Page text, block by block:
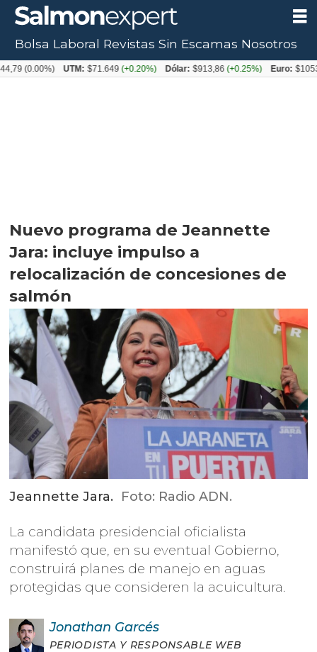
Nuevo programa de Jeannette
Jara: incluye impulso a
relocalización de concesiones de
salmón
Jeannette Jara. Foto: Radio ADN.
La candidata presidencial oficialista
manifestó que, en su eventual Gobierno,
construirá planes de manejo en aguas
protegidas que consideren la acuicultura.
Jonathan Garcés
PERIODISTA Y RESPONSABLE WEB
Bolsa Laboral Revistas Sin Escamas Nosotros
UTM: $71.649 (+0.20%) Dólar: $913,86 (+0.25%) Euro: $1053,08(-